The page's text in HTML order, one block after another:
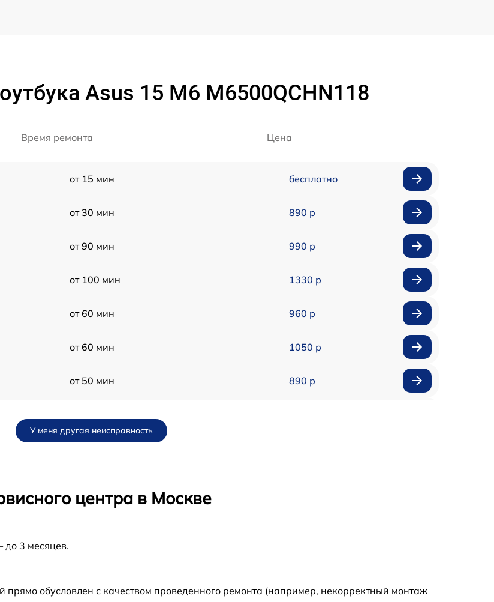
Asus 15 M6 M6500QCHN118
Время ремонта Цена
от 15 мин бесплатно
от 30 мин 890 р
от 90 мин 990 р
от 100 мин 1330 р
от 60 мин 960 р
от 60 мин 1050 р
от 50 мин 890 р
У меня другая неисправность
центра в Москве
до 3 месяцев.
обусловлен с качеством проведенного ремонта (например, некорректный монтаж